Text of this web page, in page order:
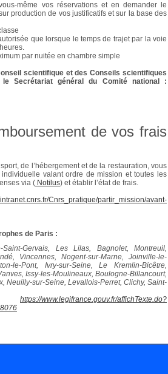
même vos réservations et en demander le
production de vos justificatifs et sur la base des
que lorsque le temps de trajet par la voie
par nuitée en chambre simple
scientifique et des Conseils scientifiques
le Secrétariat général du Comité national :
de vos frais
de l’hébergement et de la restauration, vous
valant ordre de mission et toutes les
via ( Notilus) et établir l’état de frais.
intranet.cnrs.fr/Cnrs_pratique/partir_mission/avant-
de Paris :
Gervais, Les Lilas, Bagnolet, Montreuil,
Vincennes, Nogent-sur-Marne, Joinville-le-
le-Pont, Ivry-sur-Seine, Le Kremlin-Bicêtre,
Issy-les-Moulineaux, Boulogne-Billancourt,
Neuilly-sur-Seine, Levallois-Perret, Clichy, Saint-
: https://www.legifrance.gouv.fr/affichTexte.do?